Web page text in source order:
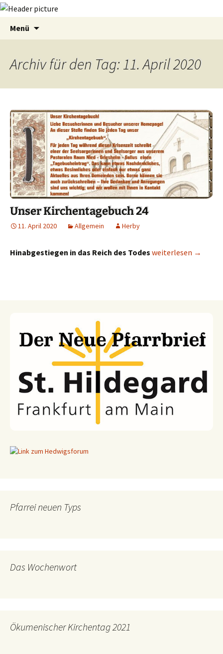
Menü
Archiv für den Tag: 11. April 2020
Unser Kirchentagebuch 24
11. April 2020 Allgemein Herby
Hinabgestiegen in das Reich des Todes Unser
weiterlesen →
Pfarrei neuen Typs
Das Wochenwort
Ökumenischer Kirchentag 2021